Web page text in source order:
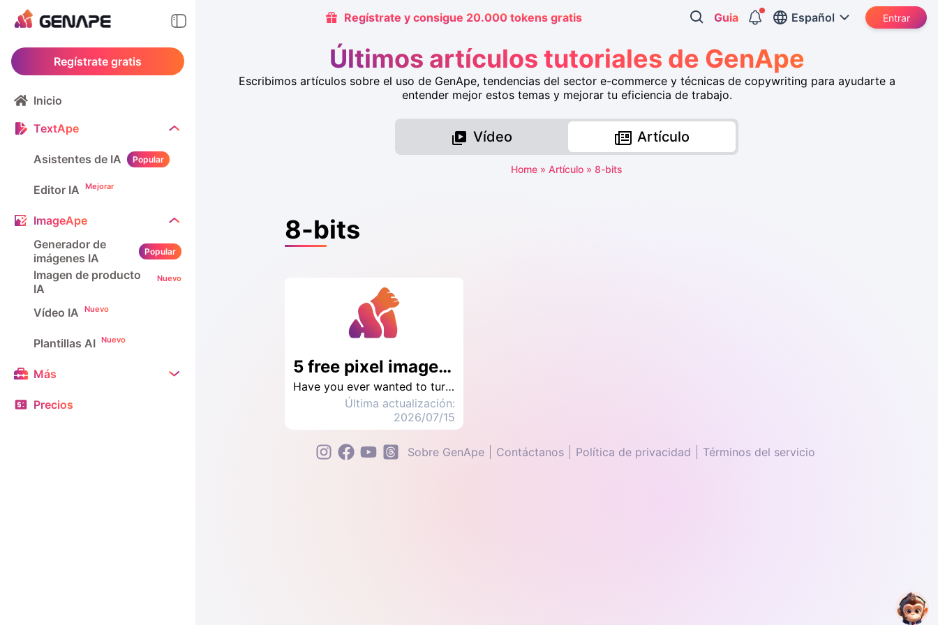
Regístrate gratis
Inicio
TextApe
Asistentes de IA Popular
Editor IA Mejorar
ImageApe
Generador de
imágenes IA
Popular
Imagen de producto
IA
Nuevo
Vídeo IA Nuevo
Plantillas AI Nuevo
Más
Precios
Regístrate y consigue 20.000 tokens gratis Guia Español Entrar
Últimos artículos tutoriales de GenApe
Escribimos artículos sobre el uso de GenApe, tendencias del sector e-commerce y técnicas de copywriting para ayudarte a
entender mejor estos temas y mejorar tu eficiencia de trabajo.
Vídeo Artículo
Home » Artículo » 8-bits
8-bits
5 free pixel image generators! Online tools and app to create retro dot drawings with one click
Have you ever wanted to turn your photos into retro-style pixel paintings, but you have trouble finding easy-to-use and free tools? In fact, now, as long as you use the online pixel image generator or mobile app, you can complete pixel conversion with one click without drawing basics. Whether it is creating personal avatars, creating game characters, or designing community images, pixel style is a good choice to combine creativity and nostalgia.
Última actualización:
2026/07/15
Sobre GenApe Contáctanos Política de privacidad Términos del servicio